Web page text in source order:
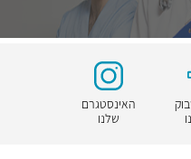
האינסטגרם
שלנו